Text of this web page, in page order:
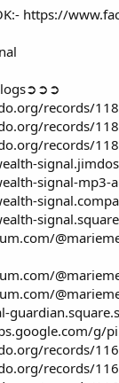
https://
records/
records/
records/
signal-mp3-
g/
records/
records/